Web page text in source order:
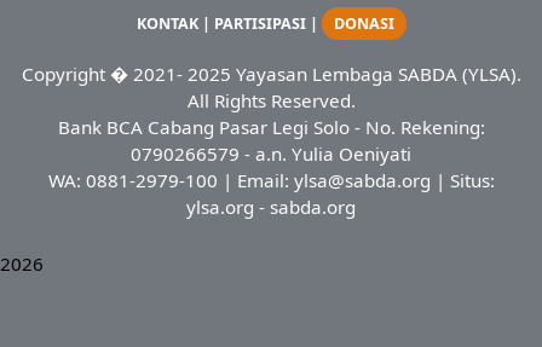
KONTAK| PARTISIPASI| DONASI
Copyright� 2021- 2025 Yayasan Lembaga SABDA (YLSA).
All Rights Reserved.
Bank BCA Cabang Pasar Legi Solo - No. Rekening:
0790266579 - a.n. Yulia Oeniyati
WA: 0881-2979-100 | Email: ylsa@sabda.org | Situs:
ylsa.org - sabda.org
2026